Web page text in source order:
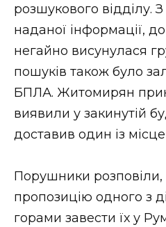
ФОТО
ВІДЕО
розшукового відділу.
наданої інформації,
негайно висунулася
пошуків також було
БПЛА. Житомирян
виявили у закинутій
доставив один із
Порушники
пропозицію одного з
горами завести їх у